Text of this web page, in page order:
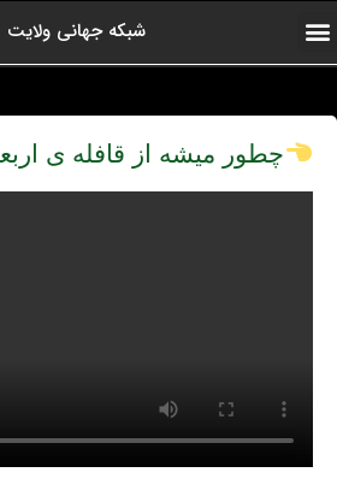
شبکه جهانی ولایت
چطور میشه از قافله ی